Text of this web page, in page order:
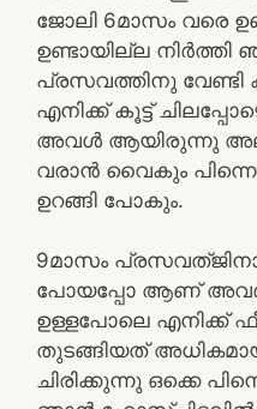
ജോലി 6മാസം വരെ
ഉണ്ടായില്ല നിർത്തി
പ്രസവത്തിനു വേണ്ടി
എനിക്ക് കൂട്ട്
അവൾ ആയിരുന്നു
വരാൻ വൈകും
ഉറങ്ങി പോകും.
9മാസം
പോയപ്പോ ആണ്
ഉള്ളപോലെ എനിക്ക്
തുടങ്ങിയത്
ചിരിക്കുന്നു ഒക്കെ